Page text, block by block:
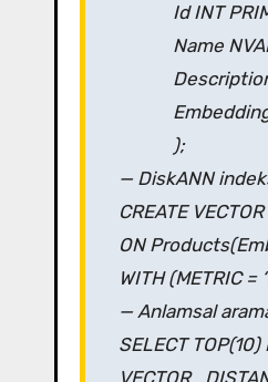
Id INT
Name
);
— DiskANN
CREATE
ON
WITH (METRIC =
— Anlamsal
SELECT